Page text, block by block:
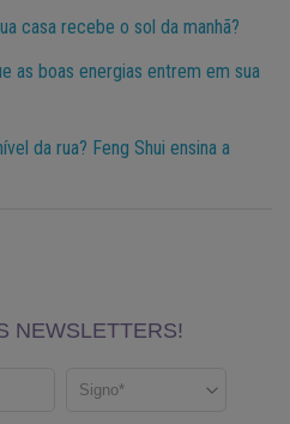
casa recebe o sol da manhã?
as boas energias entrem em sua
da rua? Feng Shui ensina a